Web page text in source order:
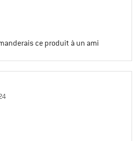
ce produit à un ami